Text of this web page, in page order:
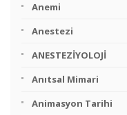
Anemi
Anestezi
ANESTEZİYOLOJİ
Anıtsal Mimari
Animasyon Tarihi